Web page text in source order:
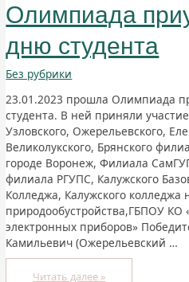
Олимпиада
дню студента
Без рубрики
23.01.2023 прошла Олимпиада
студента. В ней приняли
Узловского, Ожерельевского,
Великолукского, Брянского
городе Воронеж, Филиала
филиала РГУПС, Калужского
Колледжа, Калужского колледжа
природообустройства,ГБПОУ КО
электронных приборов»
Камильевич (Ожерельевский …
Читать далее »